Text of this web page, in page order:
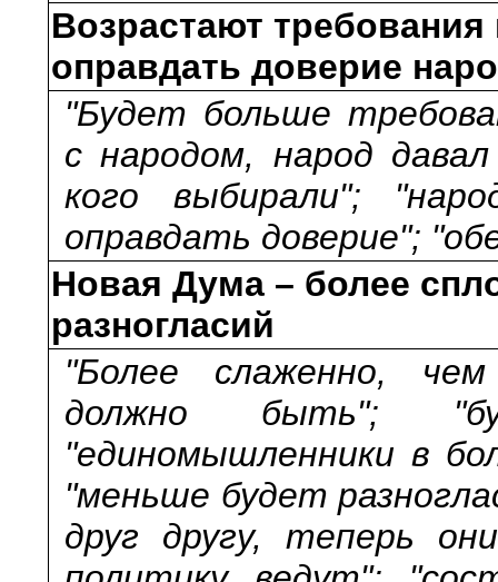
Возрастают
оправдать доверие
"Будет больше
с народом, народ
кого выбирали";
оправдать доверие";
Новая Дума – более
разногласий
"Более слаженно,
должно быть";
"единомышленники в
"меньше будет
друг другу, теперь